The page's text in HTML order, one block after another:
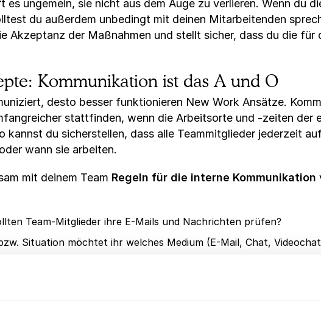
es ungemein, sie nicht aus dem Auge zu verlieren. Wenn du
du außerdem unbedingt mit deinen Mitarbeitenden
Akzeptanz der Maßnahmen und stellt sicher, dass du die für
Kommunikation ist das A und O
desto besser funktionieren New Work Ansätze.
stattfinden, wenn die Arbeitsorte und -zeiten der
kannst du sicherstellen, dass alle Teammitglieder jederzeit
wann sie arbeiten.
mit deinem Team Regeln für die interne Kommunikation
Team-Mitglieder ihre E-Mails und Nachrichten prüfen?
Situation möchtet ihr welches Medium (E-Mail, Chat,